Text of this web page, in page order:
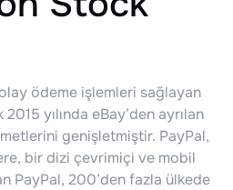
ödeme işlemleri sağlayan
yılında eBay’den ayrılan
genişletmiştir. PayPal,
bir dizi çevrimiçi ve mobil
PayPal, 200’den fazla ülkede